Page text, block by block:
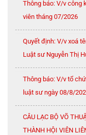
Thông báo: V/v công
viên tháng 07/2026
Quyết định: V/v xoá
Luật sư Nguyễn Thị
Oanh
Thông báo: V/v tổ
luật sư ngày 08/8/
CÂU LẠC BỘ VÕ
THÀNH HỘI VIÊN